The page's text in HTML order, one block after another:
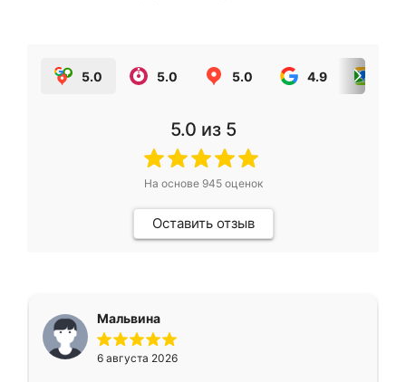
5.0 5.0 5.0 4.9
5.0 из 5
На основе 945оценок
Оставить отзыв
Мальвина
6 августа 2026